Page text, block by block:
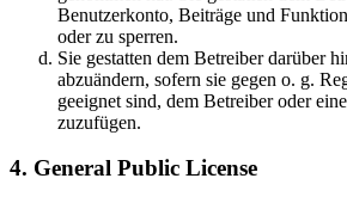
Benutzerkonto, Beiträge und
oder zu sperren.
Sie gestatten dem Betreiber darüber
abzuändern, sofern sie gegen o. g.
geeignet sind, dem Betreiber oder
zuzufügen.
4. General Public License